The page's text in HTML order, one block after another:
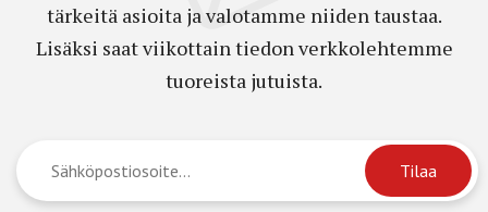
tärkeitä asioita ja valotamme niiden taustaa.
Lisäksi saat viikottain tiedon verkkolehtemme
tuoreista jutuista.